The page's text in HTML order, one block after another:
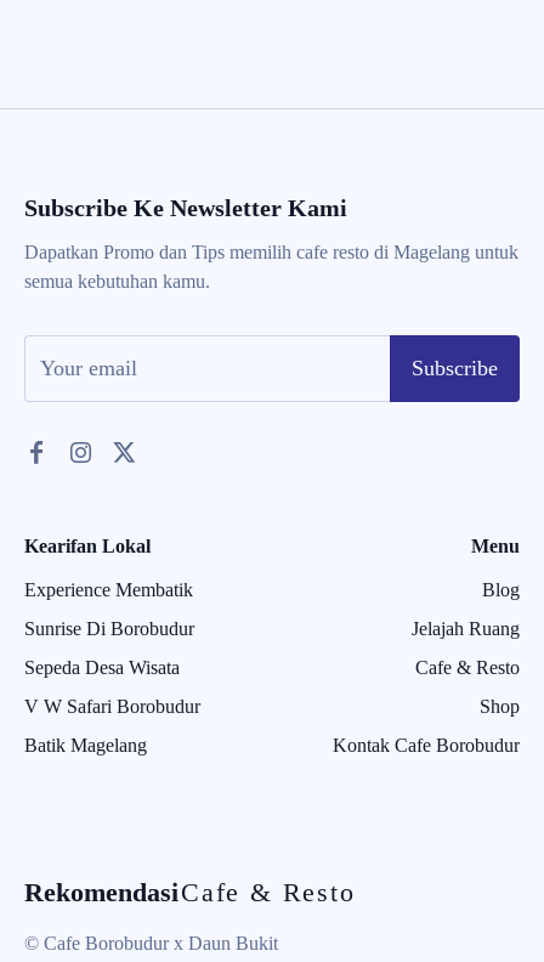
Subscribe Ke Newsletter Kami
Dapatkan Promo dan Tips memilih cafe resto di Magelang untuk
semua kebutuhan kamu.
Subscribe
Kearifan Lokal
Experience Membatik
Sunrise Di Borobudur
Sepeda Desa Wisata
V W Safari Borobudur
Batik Magelang
Menu
Blog
Jelajah Ruang
Cafe & Resto
Shop
Kontak Cafe Borobudur
RekomendasiCafe & Resto
© Cafe Borobudur x Daun Bukit